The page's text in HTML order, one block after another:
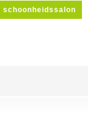
schoonheidssalon